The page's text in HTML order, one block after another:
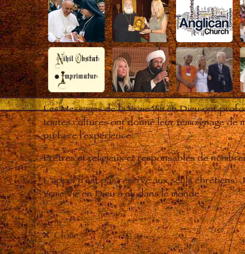
Les Messages de la Vraie Vie en Dieu ont
toutes cultures ont donné leur témoignage de
pu faire l'expérience.
Prêtres et religieux et responsables de
L'appel n'est pas réservé aux seuls
Vraie Vie en Dieu a eu dans le monde.
Close